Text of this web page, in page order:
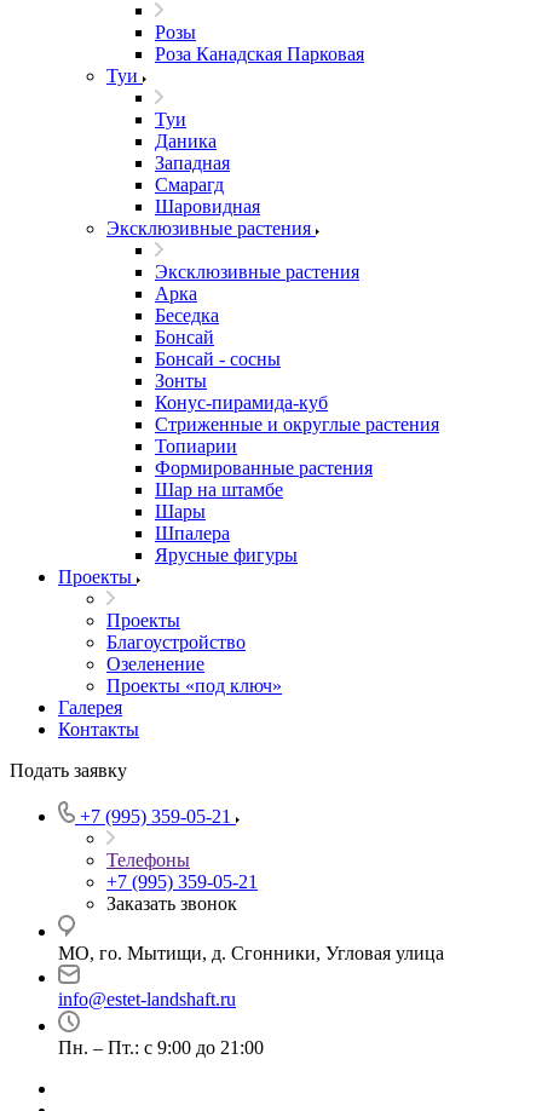
Розы
Роза Канадская Парковая
Туи
Туи
Даника
Западная
Смарагд
Шаровидная
Эксклюзивные растения
Эксклюзивные растения
Арка
Беседка
Бонсай
Бонсай - сосны
Зонты
Конус-пирамида-куб
Стриженные и округлые растения
Топиарии
Формированные растения
Шар на штамбе
Шары
Шпалера
Ярусные фигуры
Проекты
Проекты
Благоустройство
Озеленение
Проекты «под ключ»
Галерея
Контакты
Подать заявку
+7 (995) 359-05-21
Телефоны
+7 (995) 359-05-21
Заказать звонок
МО, го. Мытищи, д. Сгонники, Угловая улица
info@estet-landshaft.ru
Пн. – Пт.: с 9:00 до 21:00